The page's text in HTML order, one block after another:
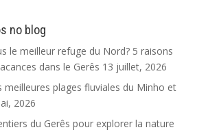
no blog
le meilleur refuge du Nord? 5 raisons
dans le Gerês 13 juillet, 2026
meilleures plages fluviales du Minho et
2026
du Gerês pour explorer la nature